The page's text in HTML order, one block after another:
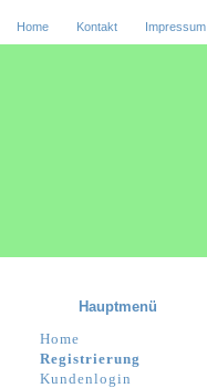
Home Kontakt Impressum
Hauptmenü
Home
Registrierung
Kundenlogin